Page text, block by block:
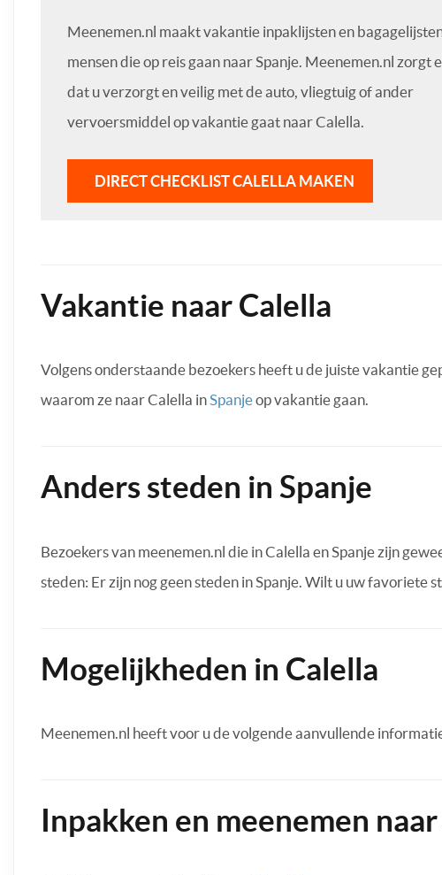
Meenemen.nl maakt vakantie inpaklijsten en
mensen die op reis gaan naar Spanje. Meenemen.nl zorgt
dat u verzorgt en veilig met de auto, vliegtuig of ander
vervoersmiddel op vakantie gaat naar Calella.
DIRECT CHECKLIST CALELLA MAKEN
Vakantie naar Calella
Volgens onderstaande bezoekers heeft u de juiste vakantie
waarom ze naar Calella inSpanjeop vakantie gaan.
Anders steden in Spanje
Bezoekers van meenemen.nl die in Calella en Spanje zijn
steden: Er zijn nog geen steden in Spanje. Wilt u uw favoriete
Mogelijkheden in Calella
Meenemen.nl heeft voor u de volgende aanvullende
Inpakken en meenemen